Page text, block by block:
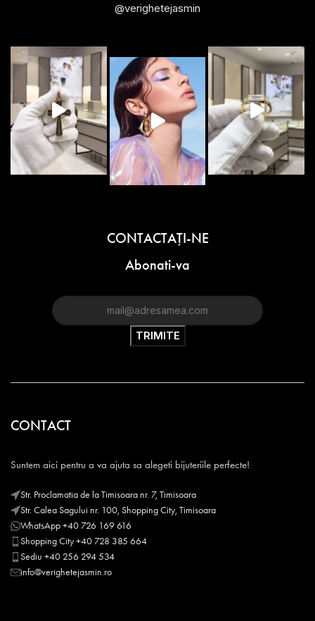
@verighetejasmin
CONTACTAŢI-NE
Abonati-va
CONTACT
Suntem aici pentru a va ajuta sa alegeti bijuteriile perfecte!
Str. Proclamatia de la Timisoara nr. 7, Timisoara
Str. Calea Sagului nr. 100, Shopping City, Timisoara
WhatsApp +40 726 169 616
Shopping City +40 728 385 664
Sediu +40 256 294 534
info@verighetejasmin.ro